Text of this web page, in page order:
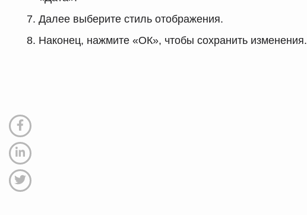
Далее выберите стиль отображения.
Наконец, нажмите «ОК», чтобы сохранить изменения.